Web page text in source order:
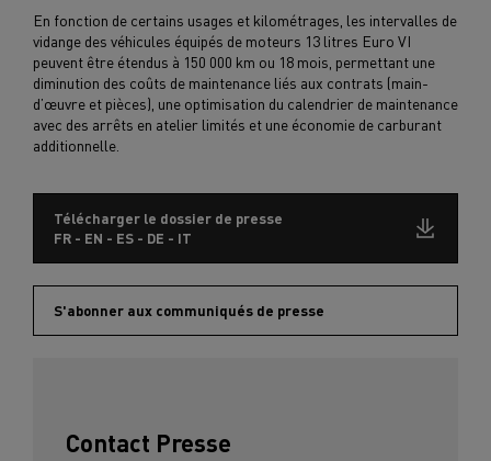
En fonction de certains usages et kilométrages, les intervalles de
vidange des véhicules équipés de moteurs 13 litres Euro VI
peuvent être étendus à 150 000 km ou 18 mois, permettant une
diminution des coûts de maintenance liés aux contrats (main-
d’œuvre et pièces), une optimisation du calendrier de maintenance
avec des arrêts en atelier limités et une économie de carburant
additionnelle.
Télécharger le dossier de presse
FR - EN - ES - DE - IT
S'abonner aux communiqués de presse
Contact Presse